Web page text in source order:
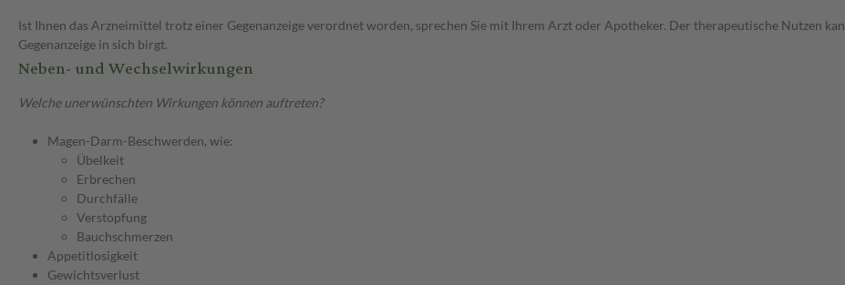
Ist Ihnen das Arzneimittel trotz einer Gegenanzeige verordnet worden, sprechen Sie mit Ihrem Arzt oder Apotheker. Der therapeutische Nutzen
Gegenanzeige in sich birgt.
Neben- und Wechselwirkungen
Welche unerwünschten Wirkungen können auftreten?
Magen-Darm-Beschwerden, wie:
Übelkeit
Erbrechen
Durchfälle
Verstopfung
Bauchschmerzen
Appetitlosigkeit
Gewichtsverlust